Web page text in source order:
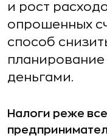
и рост
опрошенных
способ
планирование
деньгами.
Налоги реже